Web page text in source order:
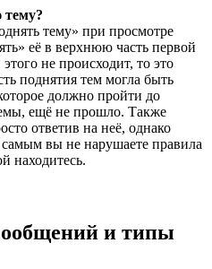
тему» при просмотре
её в верхнюю часть первой
не происходит, то это
поднятия тем могла быть
должно пройти до
ещё не прошло. Также
ответив на неё, однако
самым вы не нарушаете правила
находитесь.
и типы